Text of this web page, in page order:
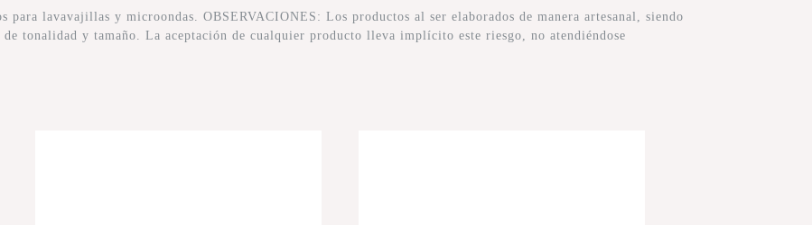
para lavavajillas y microondas. OBSERVACIONES: Los productos al ser elaborados de manera artesanal, siendo
de tonalidad y tamaño. La aceptación de cualquier producto lleva implícito este riesgo, no atendiéndose